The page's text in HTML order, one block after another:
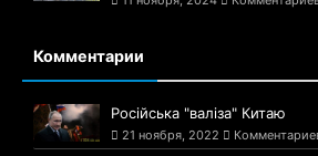
Комментарии
Російська "валіза" Китаю
21 ноября, 2022